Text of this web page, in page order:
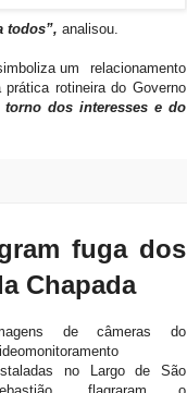
todos”, analisou.
um relacionamento
rotineira do Governo
torno dos interesses e do
fuga dos
Chapada
de câmeras do
no Largo de São